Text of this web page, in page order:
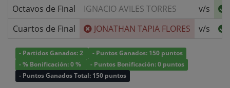
Octavos de Final IGNACIO AVILES TORRES v/s
Cuartos de Final
JONATHAN TAPIA FLORES v/s
- Partidos Ganados: 2
- Puntos Ganados: 150 puntos
- % Bonificación: 0 %
- Puntos Bonificación: 0 puntos
- Puntos Ganados Total: 150 puntos